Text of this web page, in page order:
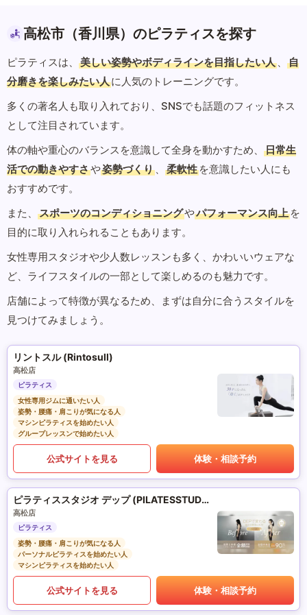
高松市（香川県）のピラティスを探す
ピラティスは、 美しい姿勢やボディラインを目指したい人 、
自
分磨きを楽しみたい人に人気のトレーニングです。
多くの著名人も取り入れており、SNSでも話題のフィットネス
として注目されています。
体の軸や重心のバランスを意識して全身を動かすため、
日常生
活での動きやすさや姿勢づくり 、 柔軟性 を意識したい人にも
おすすめです。
また、
スポーツのコンディショニングやパフォーマンス向上 を
目的に取り入れられることもあります。
女性専用スタジオや少人数レッスンも多く、かわいいウェアな
ど、ライフスタイルの一部として楽しめるのも魅力です。
店舗によって特徴が異なるため、まずは自分に合うスタイルを
見つけてみましょう。
リントスル (Rintosull)
高松店
ピラティス
女性専用ジムに通いたい人
姿勢・腰痛・肩こりが気になる人
マシンピラティスを始めたい人
グループレッスンで始めたい人
公式サイトを見る 体験・相談予約
ピラティススタジオ デップ (PILATESSTUDIO DEP)
高松店
ピラティス
姿勢・腰痛・肩こりが気になる人
パーソナルピラティスを始めたい人
マシンピラティスを始めたい人
公式サイトを見る 体験・相談予約